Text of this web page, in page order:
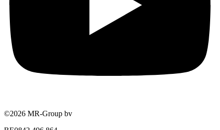
©2026 MR-Group bv